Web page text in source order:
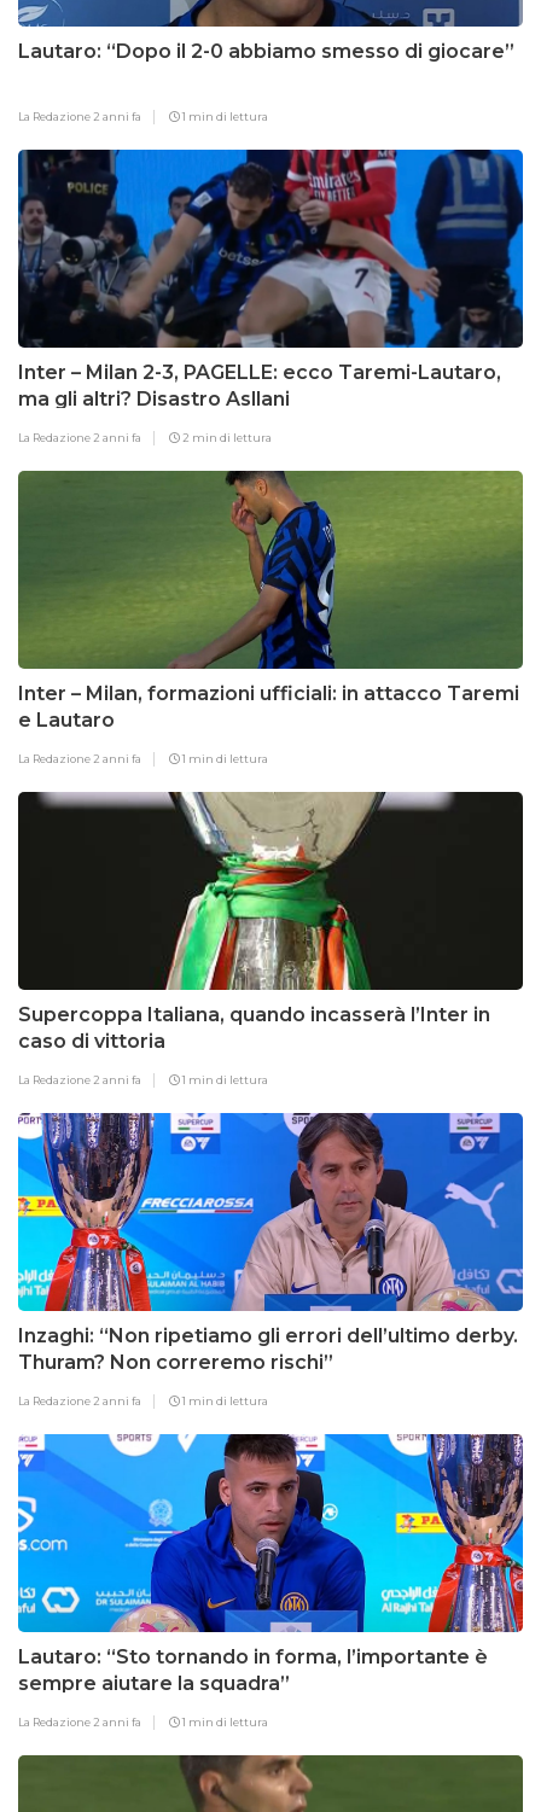
Lautaro: “Dopo il 2-0 abbiamo smesso di giocare”
La Redazione 2 anni fa 1 min di lettura
Inter – Milan 2-3, PAGELLE: ecco Taremi-Lautaro,
ma gli altri? Disastro Asllani
La Redazione 2 anni fa 2 min di lettura
Inter – Milan, formazioni ufficiali: in attacco Taremi
e Lautaro
La Redazione 2 anni fa 1 min di lettura
Supercoppa Italiana, quando incasserà l’Inter in
caso di vittoria
La Redazione 2 anni fa 1 min di lettura
Inzaghi: “Non ripetiamo gli errori dell’ultimo derby.
Thuram? Non correremo rischi”
La Redazione 2 anni fa 1 min di lettura
Lautaro: “Sto tornando in forma, l’importante è
sempre aiutare la squadra”
La Redazione 2 anni fa 1 min di lettura